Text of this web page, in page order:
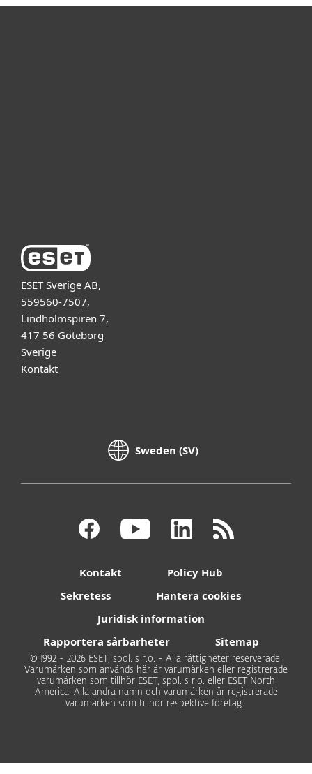
ESET Sverige AB,
559560-7507,
Lindholmspiren 7,
417 56 Göteborg
Sverige
Kontakt
Sweden (SV)
Kontakt
Policy Hub
Sekretess
Hantera cookies
Juridisk information
Rapportera sårbarheter
Sitemap
© 1992 - 2026 ESET, spol. s r.o. - Alla rättigheter reserverade.
Varumärken som används här är varumärken eller registrerade
varumärken som tillhör ESET, spol. s r.o. eller ESET North
America. Alla andra namn och varumärken är registrerade
varumärken som tillhör respektive företag.